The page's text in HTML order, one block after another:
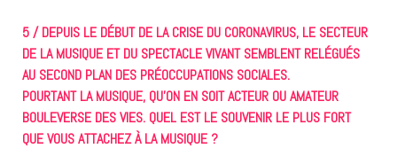
5 / DEPUIS LE DÉBUT DE LA CRISE DU CORONAVIRUS, LE SECTEUR
DE LA MUSIQUE ET DU SPECTACLE VIVANT SEMBLENT RELÉGUÉS
AU SECOND PLAN DES PRÉOCCUPATIONS SOCIALES.
POURTANT LA MUSIQUE, QU’ON EN SOIT ACTEUR OU AMATEUR
BOULEVERSE DES VIES. QUEL EST LE SOUVENIR LE PLUS FORT
QUE VOUS ATTACHEZ À LA MUSIQUE ?